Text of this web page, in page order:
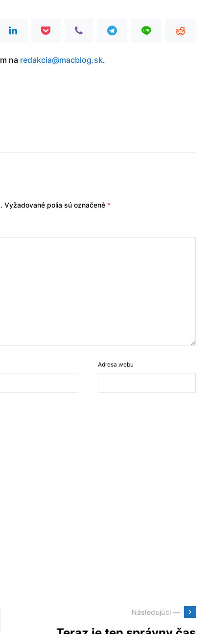
na redakcia@macblog.sk.
Vyžadované polia sú označené *
Adresa webu
Následujúci —